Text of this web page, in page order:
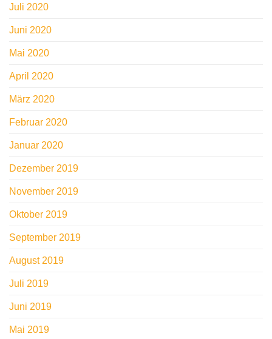
Juli 2020
Juni 2020
Mai 2020
April 2020
März 2020
Februar 2020
Januar 2020
Dezember 2019
November 2019
Oktober 2019
September 2019
August 2019
Juli 2019
Juni 2019
Mai 2019